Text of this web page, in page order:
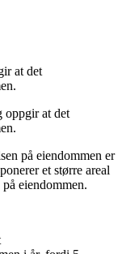
at det
oppgir at det
på eiendommen er
et større areal
eiendommen.